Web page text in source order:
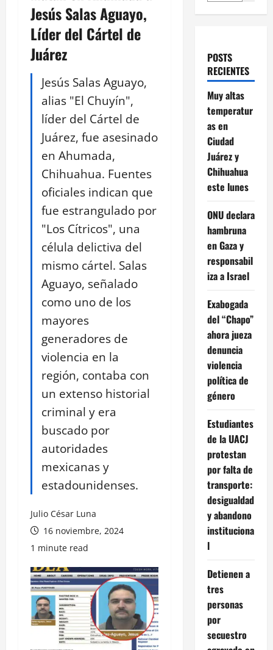
Jesús Salas Aguayo,
Líder del Cártel de
Juárez
Jesús Salas Aguayo,
alias "El Chuyín",
líder del Cártel de
Juárez, fue asesinado
en Ahumada,
Chihuahua. Fuentes
oficiales indican que
fue estrangulado por
"Los Cítricos", una
célula delictiva del
mismo cártel. Salas
Aguayo, señalado
como uno de los
mayores
generadores de
violencia en la
región, contaba con
un extenso historial
criminal y era
buscado por
autoridades
mexicanas y
estadounidenses.
Julio César Luna
16 noviembre, 2024
1 minute read
POSTS
RECIENTES
Muy altas
temperatur
as en
Ciudad
Juárez y
Chihuahua
este lunes
ONU declara
hambruna
en Gaza y
responsabil
iza a Israel
Exabogada
del “Chapo”
ahora jueza
denuncia
violencia
política de
género
Estudiantes
de la UACJ
protestan
por falta de
transporte:
desigualdad
y abandono
instituciona
l
Detienen a
tres
personas
por
secuestro